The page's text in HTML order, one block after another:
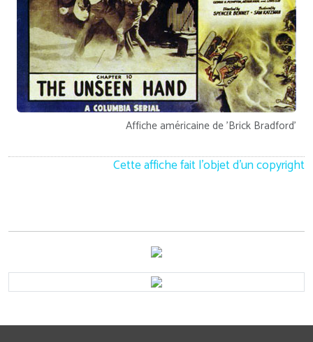
Affiche américaine de 'Brick Bradford'
Cette affiche fait l'objet d'un copyright